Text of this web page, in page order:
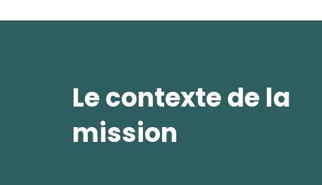
Le contexte de la
mission